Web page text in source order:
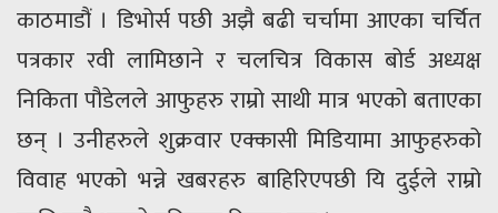
काठमाडौं । डिभोर्स पछी अझै बढी चर्चामा आएका चर्चित
पत्रकार रवी लामिछाने र चलचित्र विकास बोर्ड अध्यक्ष
निकिता पौडेलले आफुहरु राम्रो साथी मात्र भएको बताएका
छन् । उनीहरुले शुक्रवार एक्कासी मिडियामा आफुहरुको
विवाह भएको भन्ने खबरहरु बाहिरिएपछी यि दुईले राम्रो